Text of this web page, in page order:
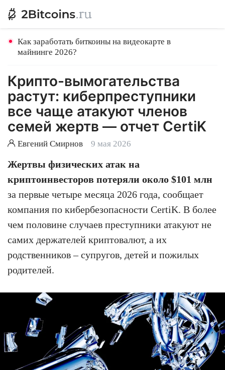
Как заработать биткоины на видеокарте в
майнинге 2026?
Крипто-вымогательства
растут: киберпреступники
все чаще атакуют членов
семей жертв — отчет CertiK
Евгений Смирнов 9 мая 2026
Жертвы физических атак на
криптоинвесторов потеряли около $101 млн
за первые четыре месяца 2026 года, сообщает
компания по кибербезопасности CertiK. В более
чем половине случаев преступники атакуют не
самих держателей криптовалют, а их
родственников – супругов, детей и пожилых
родителей.